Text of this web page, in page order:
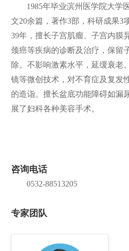
1985年毕业滨州医学院大学
文20余篇，著作3部，科研成果3
39年，擅长子宫肌瘤、子宫内膜
颈癌等疾病的诊断及治疗，保留
除。不影响激素水平，延缓衰老
镜等微创技术，对不育症及复发
的造诣。擅长盆底功能障碍如漏
展了妇科各种美容手术。
咨询电话
0532-88513205
专家团队